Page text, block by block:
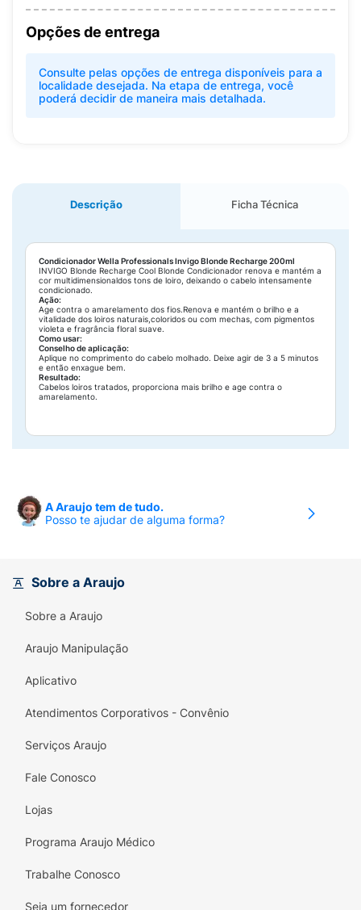
Opções de entrega
Consulte pelas opções de entrega disponíveis para a
localidade desejada. Na etapa de entrega, você
poderá decidir de maneira mais detalhada.
Descrição Ficha Técnica
Condicionador Wella Professionals Invigo Blonde Recharge 200ml
INVIGO Blonde Recharge Cool Blonde Condicionador renova e mantém a
cor multidimensionaldos tons de loiro, deixando o cabelo intensamente
condicionado.
Ação:
Age contra o amarelamento dos fios.Renova e mantém o brilho e a
vitalidade dos loiros naturais,coloridos ou com mechas, com pigmentos
violeta e fragrância floral suave.
Como usar:
Conselho de aplicação:
Aplique no comprimento do cabelo molhado. Deixe agir de 3 a 5 minutos
e então enxague bem.
Resultado:
Cabelos loiros tratados, proporciona mais brilho e age contra o
amarelamento.
A Araujo tem de tudo.
Posso te ajudar de alguma forma?
Sobre a Araujo
Sobre a Araujo
Araujo Manipulação
Aplicativo
Atendimentos Corporativos - Convênio
Serviços Araujo
Fale Conosco
Lojas
Programa Araujo Médico
Trabalhe Conosco
Seja um fornecedor